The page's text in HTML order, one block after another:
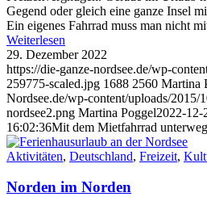
Gegend oder gleich eine ganze Insel
Ein eigenes Fahrrad muss man nicht
Weiterlesen
29. Dezember 2022
https://die-ganze-nordsee.de/wp-
259775-scaled.jpg 1688 2560 Martina
Nordsee.de/wp-content/uploads/2015/
nordsee2.png Martina Poggel2022-12-
16:02:36Mit dem Mietfahrrad
Aktivitäten, Deutschland, Freizeit,
Norden im Norden